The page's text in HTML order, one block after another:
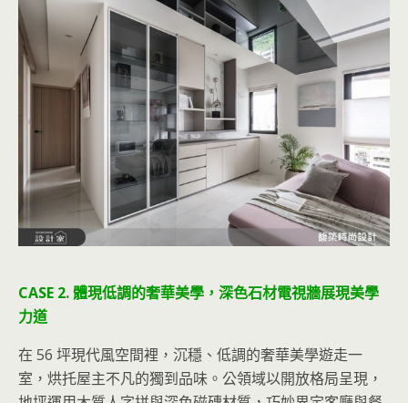
CASE 2. 體現低調的奢華美學，深色石材電視牆展現美學
力道
在 56 坪現代風空間裡，沉穩、低調的奢華美學遊走一
室，烘托屋主不凡的獨到品味。公領域以開放格局呈現，